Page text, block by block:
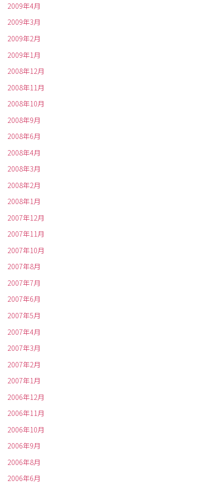
2009年4月
2009年3月
2009年2月
2009年1月
2008年12月
2008年11月
2008年10月
2008年9月
2008年6月
2008年4月
2008年3月
2008年2月
2008年1月
2007年12月
2007年11月
2007年10月
2007年8月
2007年7月
2007年6月
2007年5月
2007年4月
2007年3月
2007年2月
2007年1月
2006年12月
2006年11月
2006年10月
2006年9月
2006年8月
2006年6月